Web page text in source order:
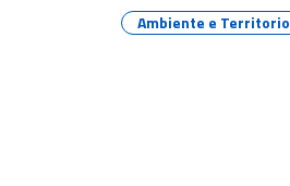
Ambiente e Territorio